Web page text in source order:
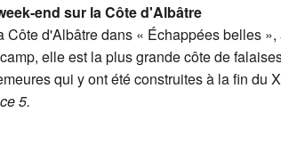
end sur la Côte d'Albâtre
Côte d'Albâtre dans « Échappées belles
elle est la plus grande côte de
qui y ont été construites à la fin du
5.